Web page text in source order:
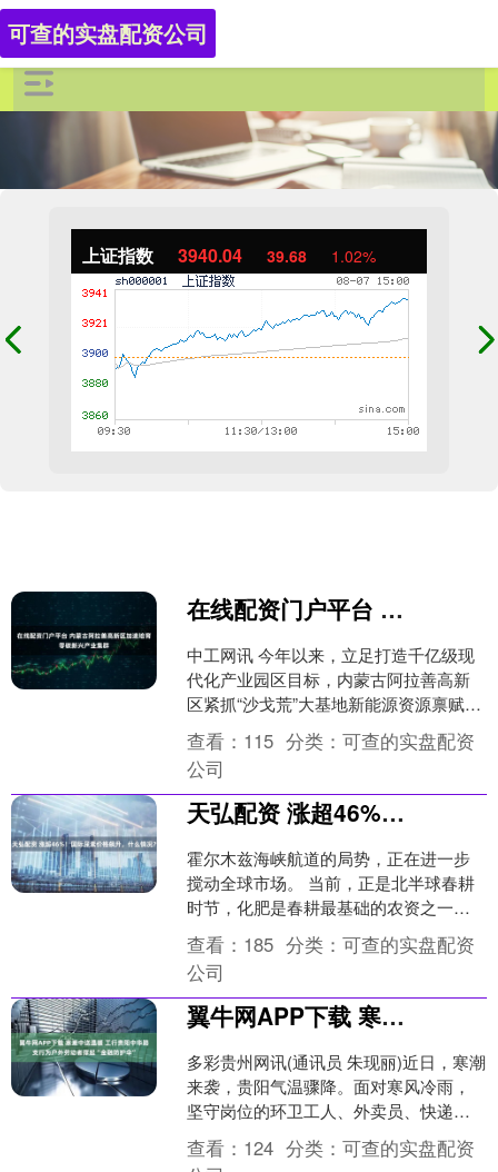
上证指数 3940.04 39.68 1.02%
可查的实盘配资公司
在线配资门户平台 内蒙古阿拉善高新区加速培育零碳新兴产业集群
中工网讯 今年以来，立足打造千亿级现
代化产业园区目标，内蒙古阿拉善高新
区紧抓“沙戈荒”大基地新能源资源禀赋，
以国家级零碳园区创建为核心牵引，持
续优化“5+2”现....
查看： 115 分类：可查的实盘配资
公司
天弘配资 涨超46%！国际尿素价格飙升，什么情况？
霍尔木兹海峡航道的局势，正在进一步
搅动全球市场。 当前，正是北半球春耕
时节，化肥是春耕最基础的农资之一，
全球近三分之一尿素、44%硫磺出口受
阻，推动国际化肥价格....
查看： 185 分类：可查的实盘配资
公司
翼牛网APP下载 寒潮中送温暖 工行贵阳中华路支行为户外劳动者撑起“金融防护伞”
多彩贵州网讯(通讯员 朱现丽)近日，寒潮
来袭，贵阳气温骤降。面对寒风冷雨，
坚守岗位的环卫工人、外卖员、快递员
等户外劳动者迎来严峻考验。工行贵阳
中华路支行迅速行动....
查看： 124 分类：可查的实盘配资